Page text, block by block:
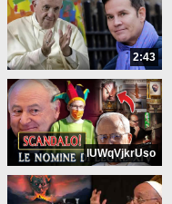
mondo:
'ingiuste',
la Chiesa
lavorare
farlo.
- James
Anche se
pronunciato
2:43
lUWqVjkrUso